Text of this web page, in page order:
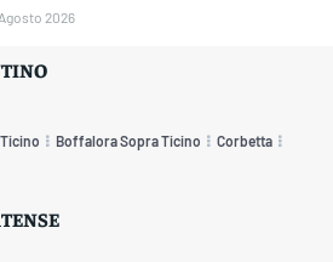
2026
Boffalora Sopra Ticino Corbetta